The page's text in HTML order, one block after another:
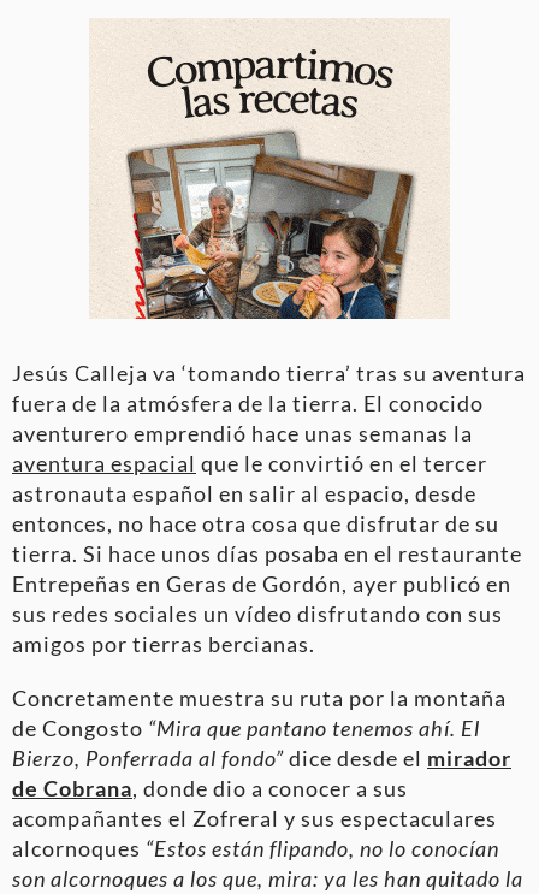
Jesús Calleja va ‘tomando tierra’ tras su aventura
fuera de la atmósfera de la tierra. El conocido
aventurero emprendió hace unas semanas la
aventura espacial que le convirtió en el tercer
astronauta español en salir al espacio, desde
entonces, no hace otra cosa que disfrutar de su
tierra. Si hace unos días posaba en el restaurante
Entrepeñas en Geras de Gordón, ayer publicó en
sus redes sociales un vídeo disfrutando con sus
amigos por tierras bercianas.
Concretamente muestra su ruta por la montaña
de Congosto “Mira que pantano tenemos ahí. El
Bierzo, Ponferrada al fondo”dice desde el mirador
de Cobrana, donde dio a conocer a sus
acompañantes el Zofreral y sus espectaculares
alcornoques “Estos están flipando, no lo conocían
son alcornoques a los que, mira: ya les han quitado la